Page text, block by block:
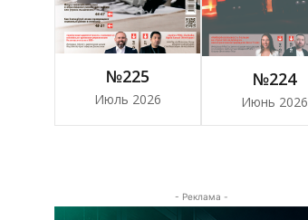
№225
Июль 2026
№224
Июнь 2026
- Реклама -